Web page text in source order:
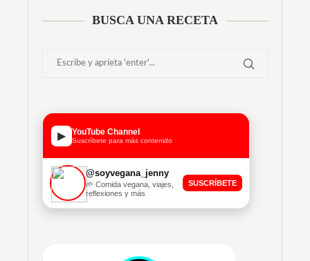
BUSCA UNA RECETA
▶ YouTube Channel
Suscríbete para más contenido
@soyvegana_jenny
🌱 Comida vegana, viajes,
reflexiones y más
SUSCRÍBETE